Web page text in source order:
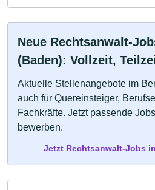
Neue Rechtsanwalt-
(Baden): Vollzeit,
Aktuelle Stellenangebote im
auch für Quereinsteiger,
Fachkräfte. Jetzt passende
bewerben.
Jetzt Rechtsanwalt-Jobs